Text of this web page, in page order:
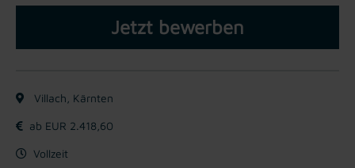
Jetzt bewerben
Villach, Kärnten
ab EUR 2.418,60
Vollzeit